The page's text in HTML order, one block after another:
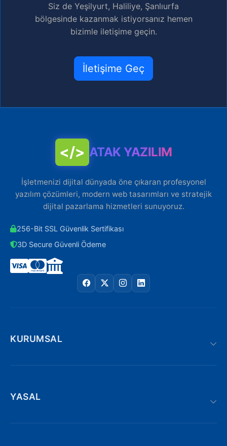
Siz de Yeşilyurt, Haliliye, Şanlıurfa
bölgesinde kazanmak istiyorsanız hemen
bizimle iletişime geçin.
İletişime Geç
</> ATAK YAZILIM
İşletmenizi dijital dünyada öne çıkaran profesyonel
yazılım çözümleri, modern web tasarımları ve stratejik
dijital pazarlama hizmetleri sunuyoruz.
256-Bit SSL Güvenlik Sertifikası
3D Secure Güvenli Ödeme
KURUMSAL
YASAL